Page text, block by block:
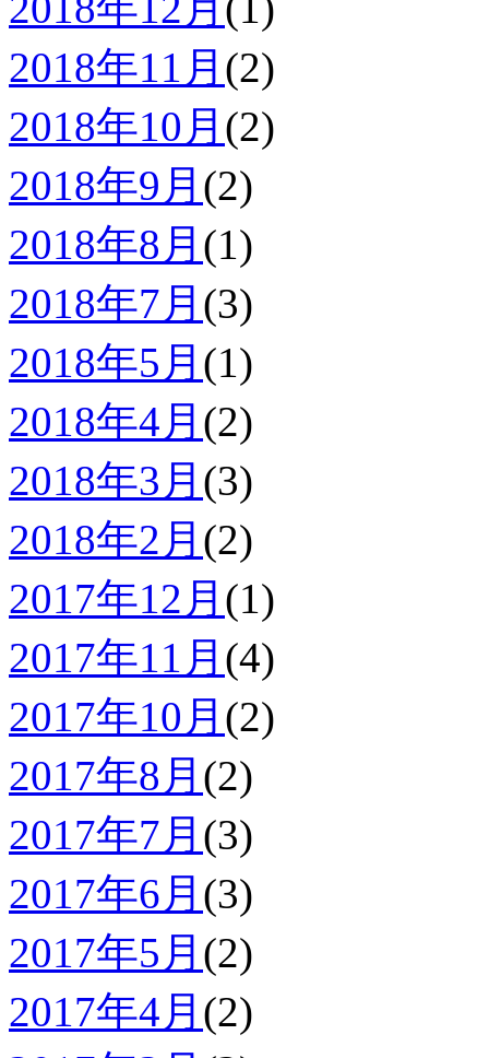
2018年11月 (2)
2018年10月 (2)
2018年9月 (2)
2018年8月 (1)
2018年7月 (3)
2018年5月 (1)
2018年4月 (2)
2018年3月 (3)
2018年2月 (2)
2017年12月 (1)
2017年11月 (4)
2017年10月 (2)
2017年8月 (2)
2017年7月 (3)
2017年6月 (3)
2017年5月 (2)
2017年4月 (2)